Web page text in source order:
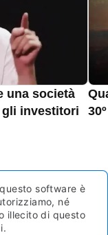
una società
gli investitori
software è
né
illecito di questo